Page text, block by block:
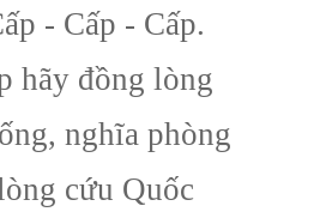
- Cấp - Cấp.
hãy đồng lòng
nghĩa phòng
cứu Quốc